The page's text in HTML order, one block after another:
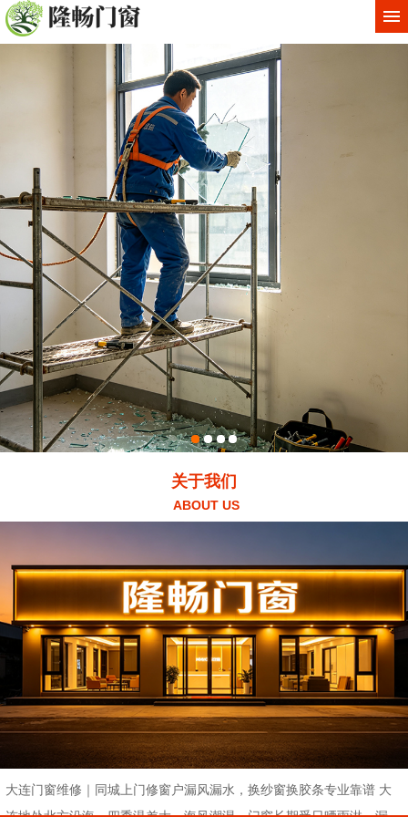
关于我们
ABOUT US
大连门窗维修｜同城上门修窗户漏风漏水，换纱窗换胶条专业靠谱 大
关于我们
服务中心
工程案例
新闻动态
服务项目
联系我们